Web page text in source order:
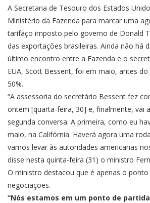
A Secretaria de Tesouro dos Estados
Ministério da Fazenda para marcar uma
tarifaço imposto pelo governo de Donald
das exportações brasileiras. Ainda não há
último encontro entre a Fazenda e o
EUA, Scott Bessent, foi em maio, antes
50%.
“A assessoria do secretário Bessent fez
ontem [quarta-feira, 30] e, finalmente, vai
segunda conversa. A primeira, como eu
maio, na Califórnia. Haverá agora uma
vamos levar às autoridades americanas
disse nesta quinta-feira (31) o ministro
O ministro destacou que é apenas o
negociações.
“Nós estamos em um ponto de